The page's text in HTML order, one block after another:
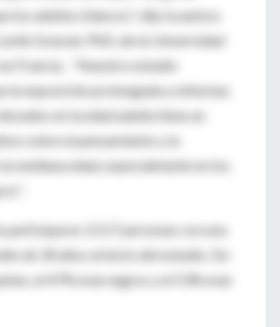
los adultos blancos", dijo la autora
Grasset, PhD, de la Universidad
Francia. . "Nuestro estudio
la exposición prolongada a síntomas
en la edad adulta tiene un
sobre el pensamiento y la
mediana edad, especialmente en los
participaron 3.117 personas con una
de 30 años al inicio del estudio. De
el 47% eran negros y el 53% eran